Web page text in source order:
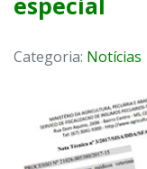
Categoria: Notícias